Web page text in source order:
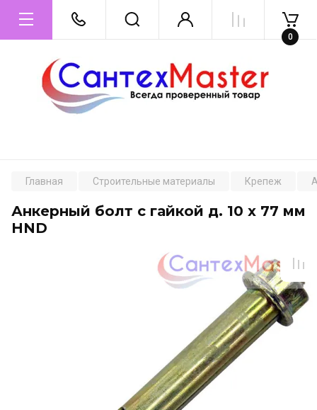
0
Главная Строительные материалы Крепеж
Анкерный болт с гайкой д. 10 х 77 мм
HND